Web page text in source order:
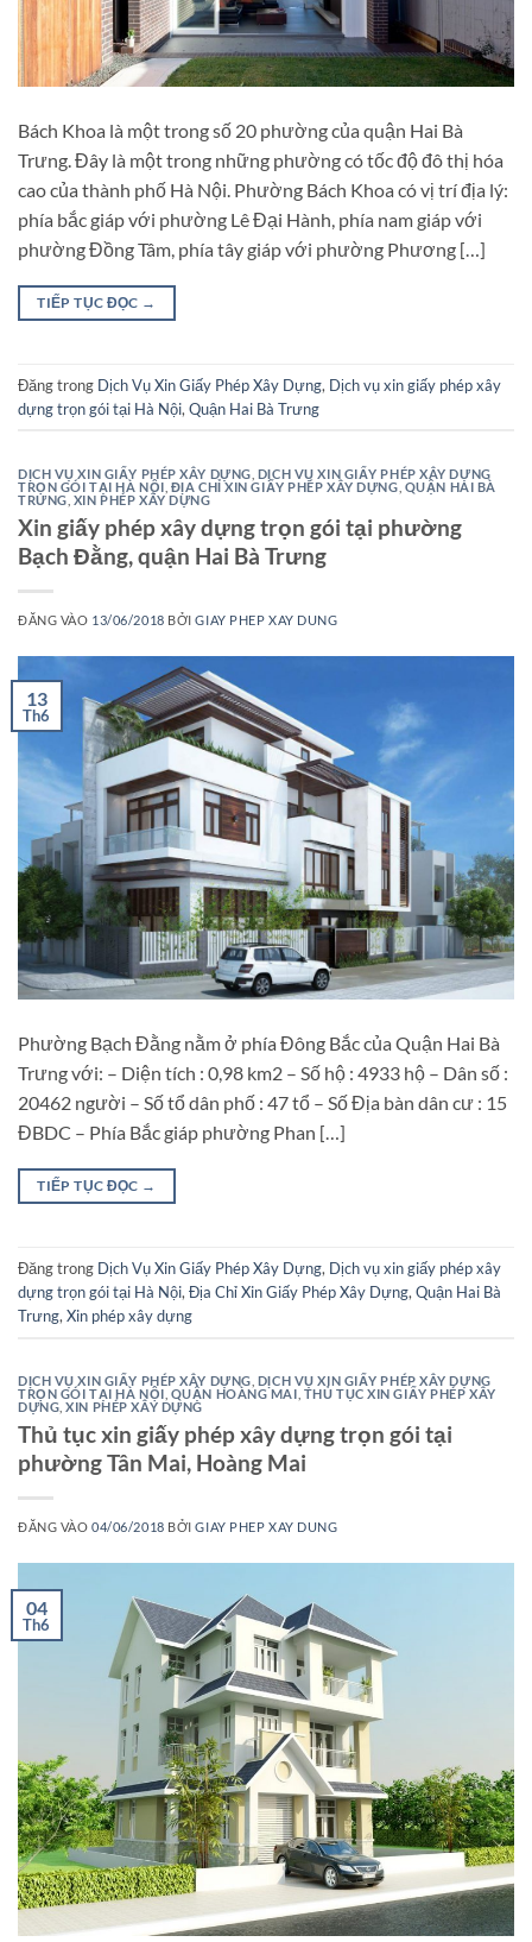
Bách Khoa là một trong số 20 phường của quận Hai Bà
Trưng. Đây là một trong những phường có tốc độ đô thị hóa
cao của thành phố Hà Nội. Phường Bách Khoa có vị trí địa lý:
phía bắc giáp với phường Lê Đại Hành, phía nam giáp với
phường Đồng Tâm, phía tây giáp với phường Phương […]
TIẾP TỤC ĐỌC →
Đăng trong Dịch Vụ Xin Giấy Phép Xây Dựng, Dịch vụ xin giấy phép xây
dựng trọn gói tại Hà Nội, Quận Hai Bà Trưng
DỊCH VỤ XIN GIẤY PHÉP XÂY DỰNG DỊCH VỤ XIN GIẤY PHÉP XÂY DỰNG
TRỌN GÓI TẠI HÀ NỘI ĐỊA CHỈ XIN GIẤY PHÉP XÂY DỰNG QUẬN HAI BÀ
TRƯNG XIN PHÉP XÂY DỰNG
Xin giấy phép xây dựng trọn gói tại phường
Bạch Đằng, quận Hai Bà Trưng
ĐĂNG VÀO 13/06/2018 BỞIGIAY PHEP XAY DUNG
13
Th6
Phường Bạch Đằng nằm ở phía Đông Bắc của Quận Hai Bà
Trưng với: – Diện tích : 0,98 km2 – Số hộ : 4933 hộ – Dân số :
20462 người – Số tổ dân phố : 47 tổ – Số Địa bàn dân cư : 15
ĐBDC – Phía Bắc giáp phường Phan […]
TIẾP TỤC ĐỌC →
Đăng trong Dịch Vụ Xin Giấy Phép Xây Dựng, Dịch vụ xin giấy phép xây
dựng trọn gói tại Hà Nội, Địa Chỉ Xin Giấy Phép Xây Dựng, Quận Hai Bà
Trưng, Xin phép xây dựng
DỊCH VỤ XIN GIẤY PHÉP XÂY DỰNG DỊCH VỤ XIN GIẤY PHÉP XÂY DỰNG
TRỌN GÓI TẠI HÀ NỘI QUẬN HOÀNG MAI THỦ TỤC XIN GIẤY PHÉP XÂY
DỰNG ,XIN PHÉP XÂY DỰNG
Thủ tục xin giấy phép xây dựng trọn gói tại
phường Tân Mai, Hoàng Mai
ĐĂNG VÀO04/06/2018 BỞIGIAY PHEP XAY DUNG
04
Th6